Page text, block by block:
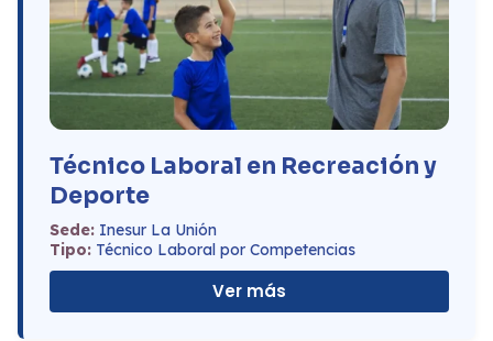
Técnico Laboral en Recreación y
Deporte
Sede: Inesur La Unión
Tipo: Técnico Laboral por Competencias
Ver más